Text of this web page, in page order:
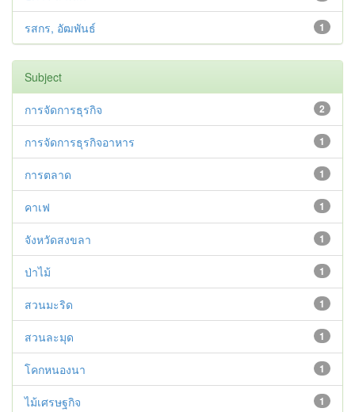
1
รสกร, อัฒพันธ์
Subject
2
การจัดการธุรกิจ
1
การจัดการธุรกิจอาหาร
1
การตลาด
1
คาเฟ
1
จังหวัดสงขลา
1
ป่าไม้
1
สวนมะริด
1
สวนละมุด
1
โคกหนองนา
1
ไม้เศรษฐกิจ